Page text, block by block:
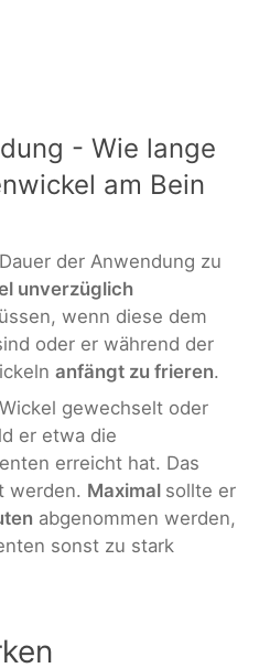
- Wie lange
am Bein
der Anwendung zu
unverzüglich
wenn diese dem
oder er während der
anfängt zu frieren.
gewechselt oder
er etwa die
erreicht hat. Das
werden. Maximal sollte er
abgenommen werden,
sonst zu stark